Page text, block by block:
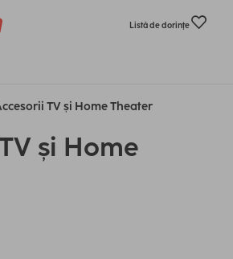
Listă de dorinţe
TV și Home Theater
și Home